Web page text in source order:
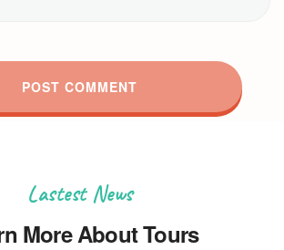
Lastest News
More About Tours